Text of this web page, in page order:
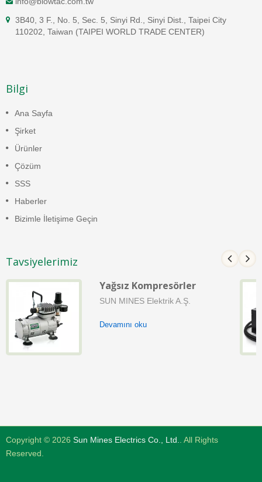
3B40, 3 F., No. 5, Sec. 5, Sinyi Rd., Sinyi Dist., Taipei City
110202, Taiwan (TAIPEI WORLD TRADE CENTER)
Bilgi
Ana Sayfa
Şirket
Ürünler
Çözüm
SSS
Haberler
Bizimle İletişime Geçin
Tavsiyelerimiz
Yağsız Kompresörler
SUN MINES Elektrik A.Ş.
Devamını oku
Copyright © 2026 Sun Mines Electrics Co., Ltd.. All Rights
Reserved.